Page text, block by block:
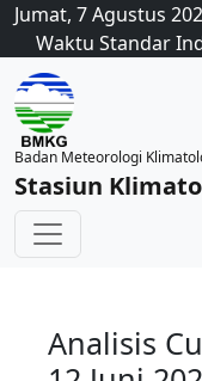
Jumat, 7 Agustus
Waktu Standar
Badan Meteorologi
Stasiun
Analisis